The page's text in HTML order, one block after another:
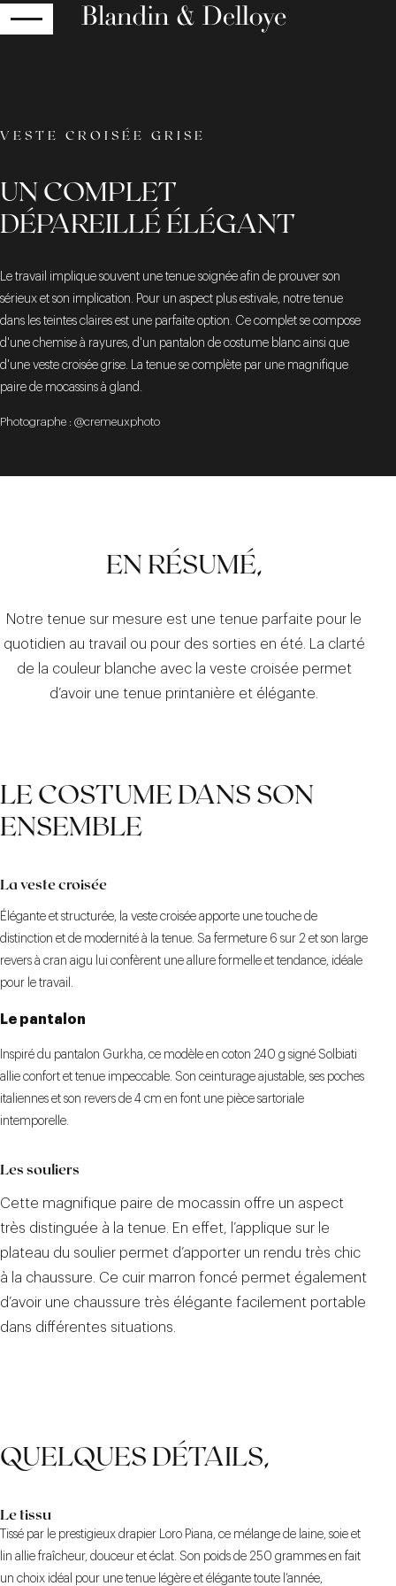
VESTE CROISÉE GRISE
UN COMPLET
DÉPAREILLÉ ÉLÉGANT
Le travail implique souvent une tenue soignée afin de prouver son
sérieux et son implication. Pour un aspect plus estivale, notre tenue
dans les teintes claires est une parfaite option. Ce complet se compose
d'une chemise à rayures, d'un pantalon de costume blanc ainsi que
d'une veste croisée grise. La tenue se complète par une magnifique
paire de mocassins à gland.
Photographe : @cremeuxphoto
EN RÉSUMÉ,
Notre tenue sur mesure est une tenue parfaite pour le
quotidien au travail ou pour des sorties en été. La clarté
de la couleur blanche avec la veste croisée permet
d’avoir une tenue printanière et élégante.
LE COSTUME DANS SON
ENSEMBLE
La veste croisée
Élégante et structurée, la veste croisée apporte une touche de
distinction et de modernité à la tenue. Sa fermeture 6 sur 2 et son large
revers à cran aigu lui confèrent une allure formelle et tendance, idéale
pour le travail.
Le pantalon
Inspiré du pantalon Gurkha, ce modèle en coton 240 g signé Solbiati
allie confort et tenue impeccable. Son ceinturage ajustable, ses poches
italiennes et son revers de 4 cm en font une pièce sartoriale
intemporelle.
Les souliers
Cette magnifique paire de mocassin offre un aspect
très distinguée à la tenue. En effet, l’applique sur le
plateau du soulier permet d’apporter un rendu très chic
à la chaussure. Ce cuir marron foncé permet également
d’avoir une chaussure très élégante facilement portable
dans différentes situations.
QUELQUES DÉTAILS,
Le tissu
Tissé par le prestigieux drapier Loro Piana, ce mélange de laine, soie et
lin allie fraîcheur, douceur et éclat. Son poids de 250 grammes en fait
un choix idéal pour une tenue légère et élégante toute l’année,